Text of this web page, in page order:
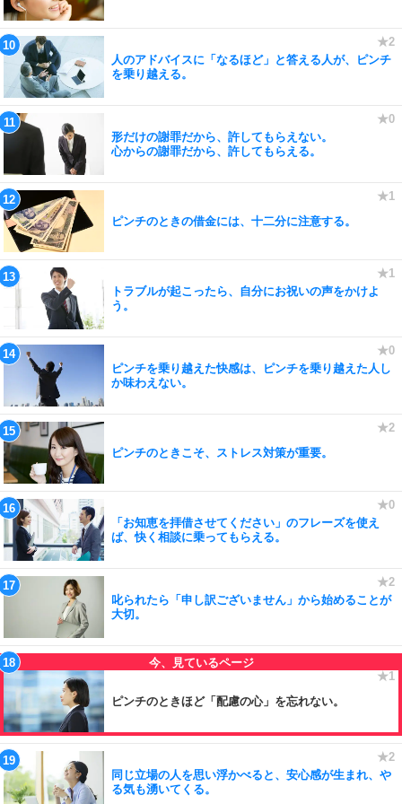
人のアドバイスに「なるほど」と答える人が、ピンチ
を乗り越える。
形だけの謝罪だから、許してもらえない。
心からの謝罪だから、許してもらえる。
ピンチのときの借金には、十二分に注意する。
トラブルが起こったら、自分にお祝いの声をかけよ
う。
ピンチを乗り越えた快感は、ピンチを乗り越えた人し
か味わえない。
ピンチのときこそ、ストレス対策が重要。
「お知恵を拝借させてください」のフレーズを使え
ば、快く相談に乗ってもらえる。
叱られたら「申し訳ございません」から始めることが
大切。
ピンチのときほど「配慮の心」を忘れない。
同じ立場の人を思い浮かべると、安心感が生まれ、や
る気も湧いてくる。